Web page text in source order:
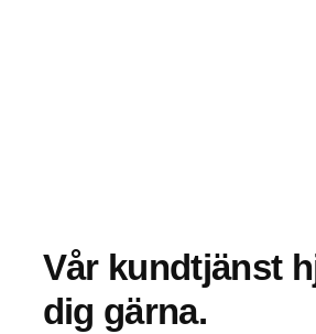
Vår kundtjänst
dig gärna.